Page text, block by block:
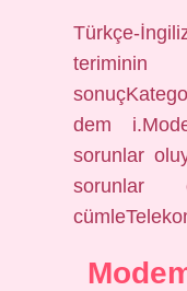
Türkçe-
dem
sorunlar
sorunlar